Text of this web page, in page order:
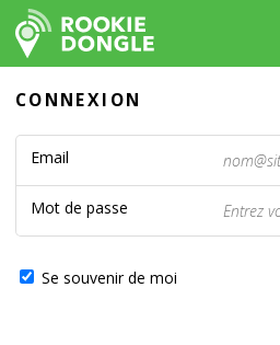
CONNEXION
Email
Mot de passe
Se souvenir de moi